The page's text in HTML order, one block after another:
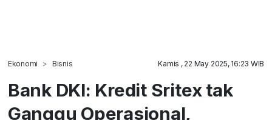
Ekonomi Bisnis Kamis , 22 May 2025, 16:23 WIB
Bank DKI: Kredit Sritex tak
Ganggu Operasional,